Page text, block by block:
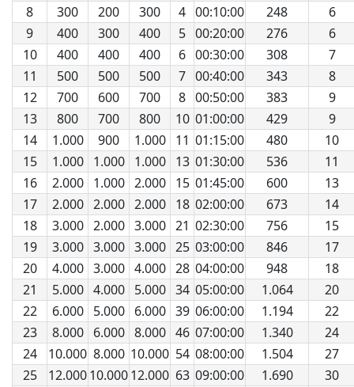
8
300 200 300 4 00:10:00 248
6
9
400 300 400 5 00:20:00 276
6
10
400 400 400 6 00:30:00 308
7
11
500 500 500 7 00:40:00 343
8
12
700 600 700 8 00:50:00 383
9
13
800 700 800 10 01:00:00 429
9
14
1.000 900 1.000 11 01:15:00 480
10
15
1.000 1.000 1.000 13 01:30:00 536
11
16
2.000 1.000 2.000 15 01:45:00 600
13
17
2.000 2.000 2.000 18 02:00:00 673
14
18
3.000 2.000 3.000 21 02:30:00 756
15
19
3.000 3.000 3.000 25 03:00:00 846
17
20
4.000 3.000 4.000 28 04:00:00 948
18
21
5.000 4.000 5.000 34 05:00:00 1.064
20
22
6.000 5.000 6.000 39 06:00:00 1.194
22
23
8.000 6.000 8.000 46 07:00:00 1.340
24
24
10.000 8.000 10.000 54 08:00:00 1.504
27
25
12.00010.00012.000 63 09:00:00 1.690
30